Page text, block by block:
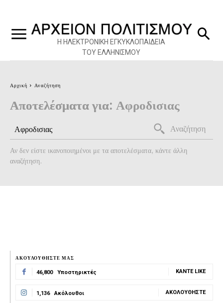
Η ΗΛΕΚΤΡΟΝΙΚΗ ΕΓΚΥΚΛΟΠΑΙΔΕΙΑ
ΤΟΥ ΕΛΛΗΝΙΣΜΟΥ
Αρχική Αναζήτηση
Αποτελέσματα για: Αφροδισιας
Αναζήτηση
Αν δεν είστε ικανοποιημένοι με τα αποτελέσματα, κάντε άλλη
αναζήτηση.
ΑΚΟΥΛΟΥΘΗΣΤΕ ΜΑΣ
46,800 Υποστηρικτές ΚΆΝΤΕ LIKE
1,136 Ακόλουθοι ΑΚΟΛΟΥΘΉΣΤΕ